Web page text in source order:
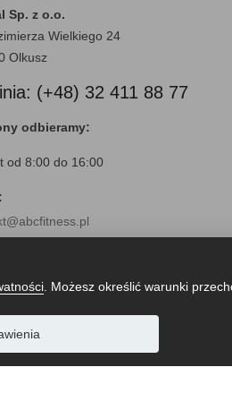
Sp. z o.o.
Wielkiego 24
Olkusz
(+48) 32 411 88 77
odbieramy:
od 8:00 do 16:00
. Możesz określić warunki